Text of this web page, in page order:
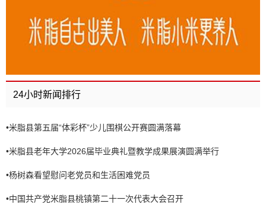
24小时新闻排行
•米脂县第五届“体彩杯”少儿围棋公开赛圆满落幕
•米脂县老年大学2026届毕业典礼暨教学成果展演圆满举行
•杨树森看望慰问老党员和生活困难党员
•中国共产党米脂县桃镇第二十一次代表大会召开